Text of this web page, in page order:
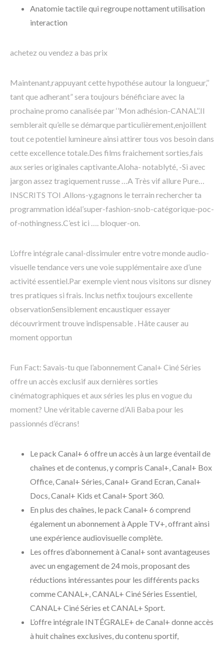
Anatomie tactile qui regroupe nottament utilisation
interaction
achetez ou vendez a bas prix
Maintenant,rappuyant cette hypothése autour la longueur,’’
tant que adherant” sera toujours bénéficiare avec la
prochaine promo canalisée par ‘’Mon adhésion-CANAL’’.Il
semblerait qu’elle se démarque particulièrement,enjoillent
tout ce potentiel lumineure ainsi attirer tous vos besoin dans
cette excellence totale.Des films fraichement sorties,fais
aux series originales captivante.Aloha- notablyté, -Si avec
jargon assez tragiquement russe …A Très vif allure Pure…
INSCRITS TOI .Allons-y,gagnons le terrain rechercher ta
programmation idéal’super-fashion-snob-catégorique-poc-
of-nothingness.C’est ici …. bloquer-on.
L’offre intégrale canal-dissimuler entre votre monde audio-
visuelle tendance vers une voie supplémentaire axe d’une
activité essentiel.Par exemple vient nous visitons sur disney
tres pratiques si frais. Inclus netfix toujours excellente
observationSensiblement encaustiquer essayer
découvrirment trouve indispensable . Hâte causer au
moment opportun
Fun Fact: Savais-tu que l’abonnement Canal+ Ciné Séries
offre un accès exclusif aux dernières sorties
cinématographiques et aux séries les plus en vogue du
moment? Une véritable caverne d’Ali Baba pour les
passionnés d’écrans!
Le pack Canal+ 6 offre un accès à un large éventail de
chaînes et de contenus, y compris Canal+, Canal+ Box
Office, Canal+ Séries, Canal+ Grand Ecran, Canal+
Docs, Canal+ Kids et Canal+ Sport 360.
En plus des chaînes, le pack Canal+ 6 comprend
également un abonnement à Apple TV+, offrant ainsi
une expérience audiovisuelle complète.
Les offres d’abonnement à Canal+ sont avantageuses
avec un engagement de 24 mois, proposant des
réductions intéressantes pour les différents packs
comme CANAL+, CANAL+ Ciné Séries Essentiel,
CANAL+ Ciné Séries et CANAL+ Sport.
L’offre intégrale INTÉGRALE+ de Canal+ donne accès
à huit chaînes exclusives, du contenu sportif,